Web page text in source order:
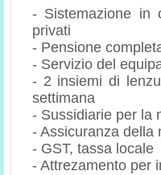
- Sistemazione in
privati
- Pensione
- Servizio del
- 2 insiemi di
settimana
- Sussidiarie per la
- Assicuranza della
- GST, tassa locale
- Attrezamento per